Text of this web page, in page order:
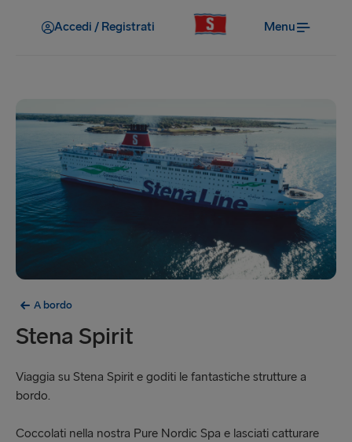
Accedi / Registrati Menu
A bordo
Stena Spirit
Viaggia su Stena Spirit e goditi le fantastiche strutture a
bordo.
Coccolati nella nostra Pure Nordic Spa e lasciati catturare